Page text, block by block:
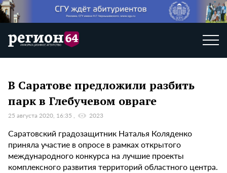
В Саратове предложили разбить
парк в Глебучевом овраге
25 августа 2020, 16:35 2023
Саратовский градозащитник Наталья Коляденко
приняла участие в опросе в рамках открытого
международного конкурса на лучшие проекты
комплексного развития территорий областного центра.